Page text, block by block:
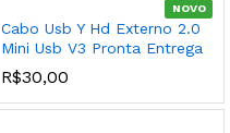
NOVO
Cabo Usb Y Hd Externo 2.0
Mini Usb V3 Pronta Entrega
R$30,00